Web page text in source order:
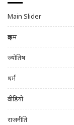
Main Slider
क्राइम
ज्योतिष
धर्म
वीडियो
राजनीति